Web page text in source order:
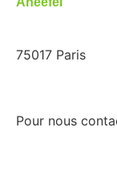
75017 Paris
Pour nous